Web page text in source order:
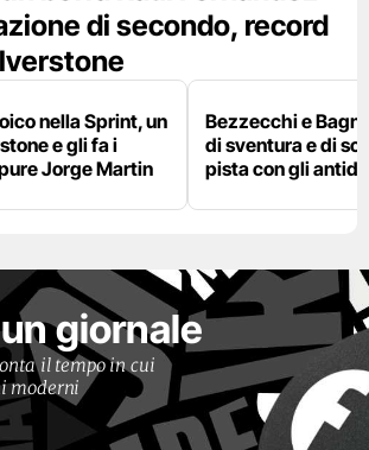
di secondo, record
nella Sprint, un
e gli fa i
Jorge Martin
Bezzecchi e
di sventura e di
pista con gli
giornale
il tempo in cui
moderni